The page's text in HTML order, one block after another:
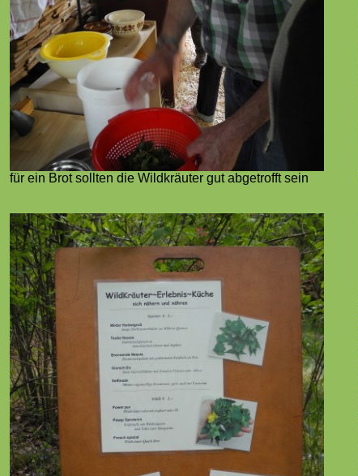
für ein Brot sollten die Wildkräuter gut abgetrofft sein